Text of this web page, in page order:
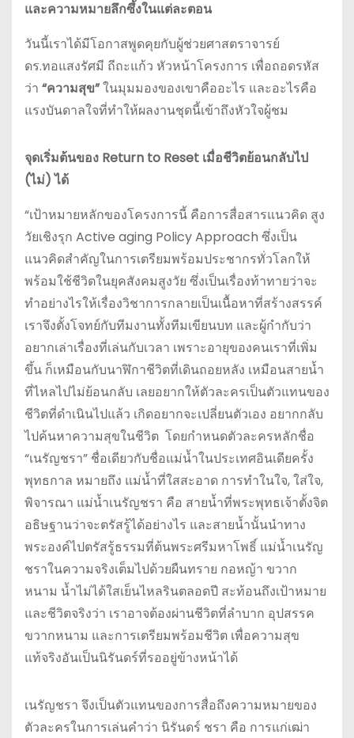
และความหมายลึกซึ้งในแต่ละตอน
วันนี้เราได้มีโอกาสพูดคุยกับผู้ช่วยศาสตราจารย์
ดร.ทอแสงรัศมี ถีถะแก้ว หัวหน้าโครงการ เพื่อถอดรหัส
ว่า “ความสุข”ในมุมมองของเขาคืออะไร และอะไรคือ
แรงบันดาลใจที่ทำให้ผลงานชุดนี้เข้าถึงหัวใจผู้ชม
จุดเริ่มต้นของ Return to Reset เมื่อชีวิตย้อนกลับไป
(ไม่) ได้
“เป้าหมายหลักของโครงการนี้ คือการสื่อสารแนวคิด สูง
วัยเชิงรุก Active aging Policy Approach ซึ่งเป็น
แนวคิดสำคัญในการเตรียมพร้อมประชากรทั่วโลกให้
พร้อมใช้ชีวิตในยุคสังคมสูงวัย ซึ่งเป็นเรื่องท้าทายว่าจะ
ทำอย่างไรให้เรื่องวิชาการกลายเป็นเนื้อหาที่สร้างสรรค์
เราจึงตั้งโจทย์กับทีมงานทั้งทีมเขียนบท และผู้กำกับว่า
อยากเล่าเรื่องที่เล่นกับเวลา เพราะอายุของคนเราที่เพิ่ม
ขึ้น ก็เหมือนกับนาฬิกาชีวิตที่เดินถอยหลัง เหมือนสายน้ำ
ที่ไหลไปไม่ย้อนกลับ เลยอยากให้ตัวละครเป็นตัวแทนของ
ชีวิตที่ดำเนินไปแล้ว เกิดอยากจะเปลี่ยนตัวเอง อยากกลับ
ไปค้นหาความสุขในชีวิต โดยกำหนดตัวละครหลักชื่อ
“เนรัญชรา” ชื่อเดียวกับชื่อแม่น้ำในประเทศอินเดียครั้ง
พุทธกาล หมายถึง แม่น้ำที่ใสสะอาด การทำในใจ, ใส่ใจ,
พิจารณา แม่น้ำเนรัญชรา คือ สายน้ำที่พระพุทธเจ้าตั้งจิต
อธิษฐานว่าจะตรัสรู้ได้อย่างไร และสายน้ำนั้นนำทาง
พระองค์ไปตรัสรู้ธรรมที่ต้นพระศรีมหาโพธิ์ แม่น้ำเนรัญ
ชราในความจริงเต็มไปด้วยผืนทราย กอหญ้า ขวาก
หนาม น้ำไม่ได้ใสเย็นไหลรินตลอดปี สะท้อนถึงเป้าหมาย
และชีวิตจริงว่า เราอาจต้องผ่านชีวิตที่ลำบาก อุปสรรค
ขวากหนาม และการเตรียมพร้อมชีวิต เพื่อความสุข
แท้จริงอันเป็นนิรันดร์ที่รออยู่ข้างหน้าได้
เนรัญชรา จึงเป็นตัวแทนของการสื่อถึงความหมายของ
ตัวละครในการเล่นคำว่า นิรันดร์ ชรา คือ การแก่เฒ่า